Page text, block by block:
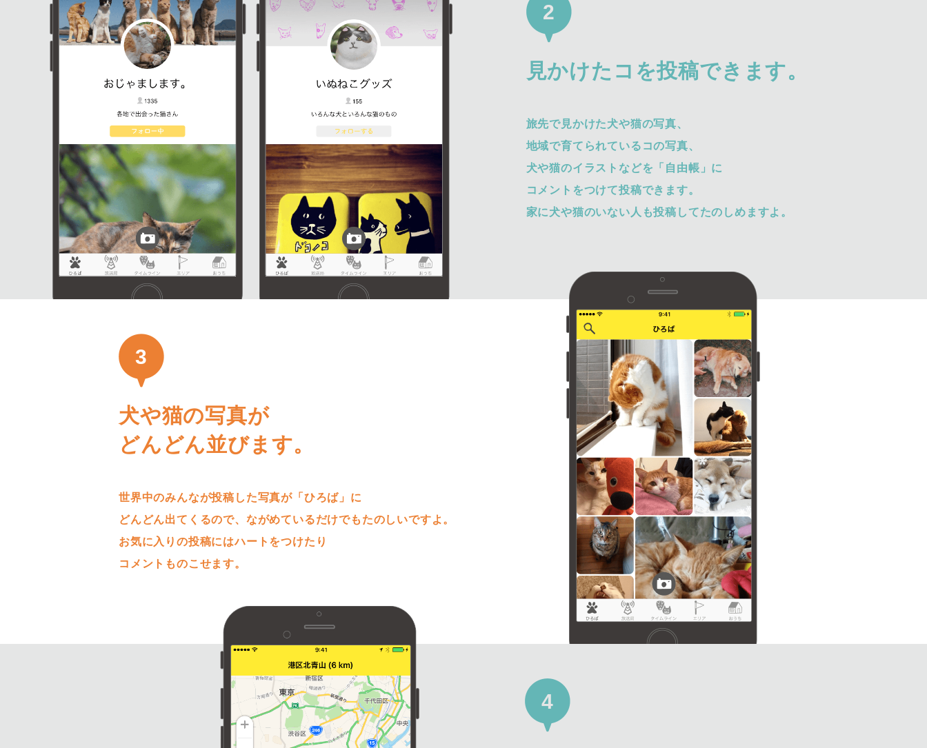
2
見かけたコを投稿できます。
旅先で見かけた犬や猫の写真、
地域で育てられているコの写真、
犬や猫のイラストなどを「自由帳」に
コメントをつけて投稿できます。
家に犬や猫のいない人も投稿してたのしめますよ。
3
犬や猫の写真が
どんどん並びます。
世界中のみんなが投稿した写真が「ひろば」に
どんどん出てくるので、ながめているだけでもたのしいですよ。
お気に入りの投稿にはハートをつけたり
コメントものこせます。
4